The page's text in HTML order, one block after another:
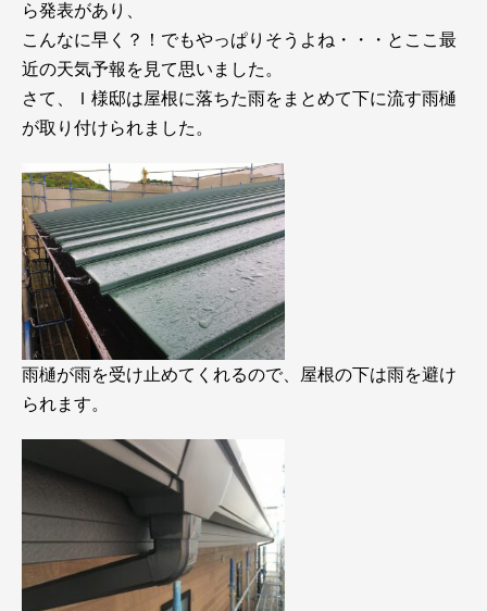
ら発表があり、
こんなに早く？！でもやっぱりそうよね・・・とここ最
近の天気予報を見て思いました。
さて、Ｉ様邸は屋根に落ちた雨をまとめて下に流す雨樋
が取り付けられました。
雨樋が雨を受け止めてくれるので、屋根の下は雨を避け
られます。